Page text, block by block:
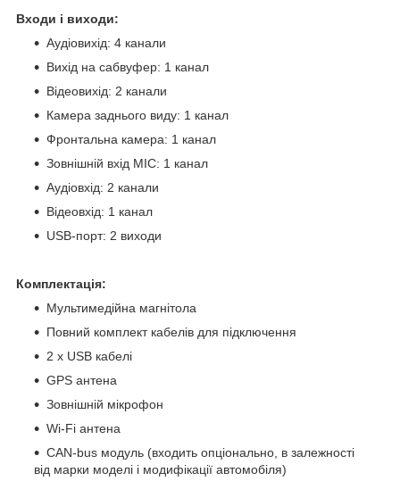
Входи і виходи:
Аудіовихід: 4 канали
Вихід на сабвуфер: 1 канал
Відеовихід: 2 канали
Камера заднього виду: 1 канал
Фронтальна камера: 1 канал
Зовнішній вхід MIC: 1 канал
Аудіовхід: 2 канали
Відеовхід: 1 канал
USB-порт: 2 виходи
Комплектація:
Мультимедійна магнітола
Повний комплект кабелів для підключення
2 x USB кабелі
GPS антена
Зовнішній мікрофон
Wi-Fi антена
CAN-bus модуль (входить опціонально, в залежності
від марки моделі і модифікації автомобіля)